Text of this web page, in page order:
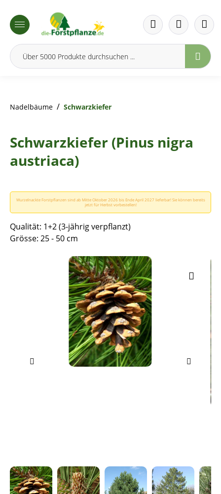
springen
Nadelbäume / Schwarzkiefer
Schwarzkiefer (Pinus nigra
austriaca)
Wurzelnackte Forstpflanzen sind ab Mitte Oktober 2026 bis Ende April 2027 lieferbar! Sie können bereits
jetzt für Herbst vorbestellen!
Qualität: 1+2 (3-jährig verpflanzt)
Grösse: 25 - 50 cm